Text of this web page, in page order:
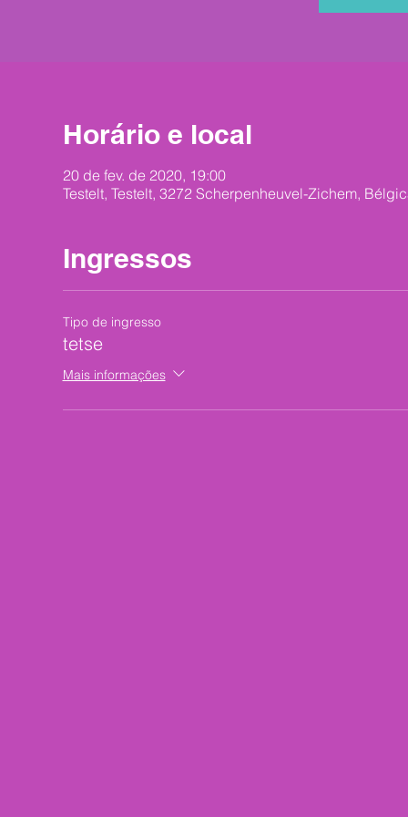
Horário e local
20 de fev. de 2020, 19:00
Testelt, Testelt, 3272 Scherpenheuvel-Zichem,
Ingressos
Tipo de ingresso
tetse
Mais informações